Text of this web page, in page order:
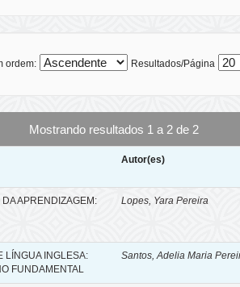
ordem: Resultados/Página
Mostrando resultados 1 a 2 de 2
Autor(es)
APRENDIZAGEM:
Lopes, Yara Pereira
LÍNGUA INGLESA:
FUNDAMENTAL
Santos, Adelia Maria